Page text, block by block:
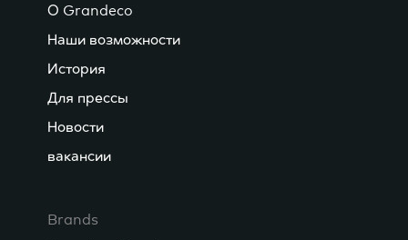
О Grandeco
Наши возможности
История
Для прессы
Новости
вакансии
Brands